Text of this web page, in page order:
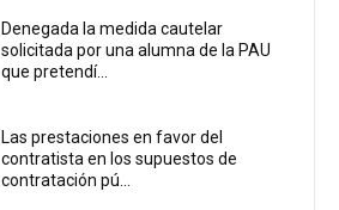
Denegada la medida cautelar
solicitada por una alumna de la PAU
que pretendí...
Las prestaciones en favor del
contratista en los supuestos de
contratación pú...